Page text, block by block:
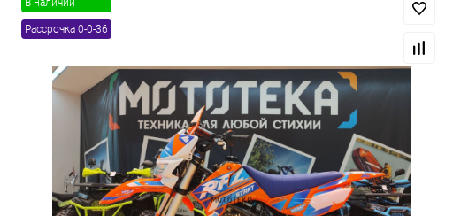
Товары первой необходимости
В наличии
Рассрочка 0-0-36